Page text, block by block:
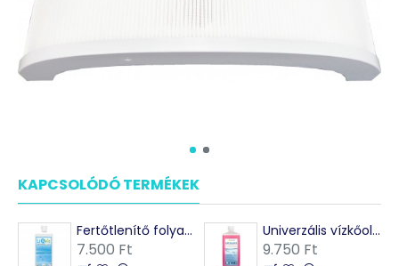
KAPCSOLÓDÓ TERMÉKEK
Fertőtlenítő folyadék - párásítóhoz - LiQVit
7.500 Ft
Univerzális vízkőoldó folyadék -színjelzővel
9.750 Ft